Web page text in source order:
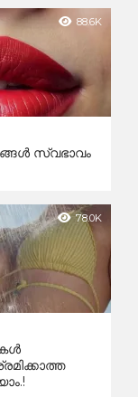
88.6K
സ്വഭാവം
78.0K